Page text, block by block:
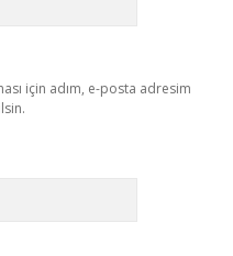
için adım, e-posta adresim